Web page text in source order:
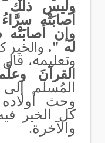
وليس ذلك
أصابَتْه
وإن أصابَتْه
له "
. والخير
وتعليمه،
القرآنَ
المُسلم
وحث
كل
الخير
والآخرة.